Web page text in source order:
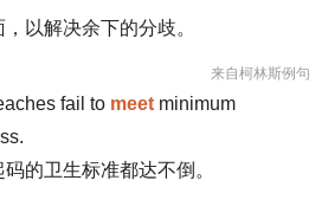
以解决余下的分歧。
来自柯林斯例句
fail to meet minimum
的卫生标准都达不倒。